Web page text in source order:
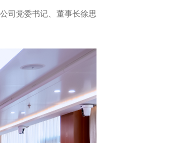
司党委书记、董事长徐思